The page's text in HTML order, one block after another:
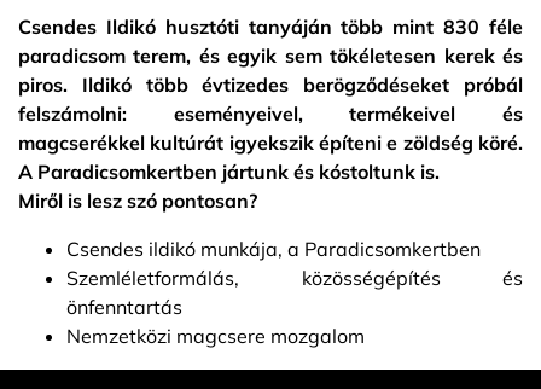
Csendes Ildikó husztóti tanyáján több mint 830 féle
paradicsom terem, és egyik sem tökéletesen kerek és
piros. Ildikó több évtizedes berögződéseket próbál
felszámolni: eseményeivel, termékeivel és
magcserékkel kultúrát igyekszik építeni e zöldség köré.
A Paradicsomkertben jártunk és kóstoltunk is.
Miről is lesz szó pontosan?
Csendes ildikó munkája, a Paradicsomkertben
Szemléletformálás, közösségépítés és
önfenntartás
Nemzetközi magcsere mozgalom